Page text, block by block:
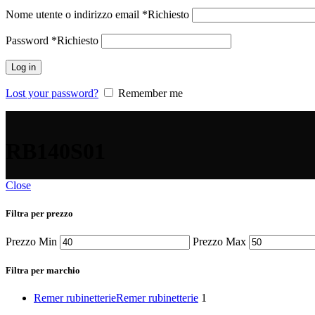
Nome utente o indirizzo email *Richiesto
Password *Richiesto
Log in
Lost your password? Remember me
Close
Filtra per prezzo
Prezzo Min Prezzo Max
Filtra per marchio
Remer rubinetterieRemer rubinetterie 1